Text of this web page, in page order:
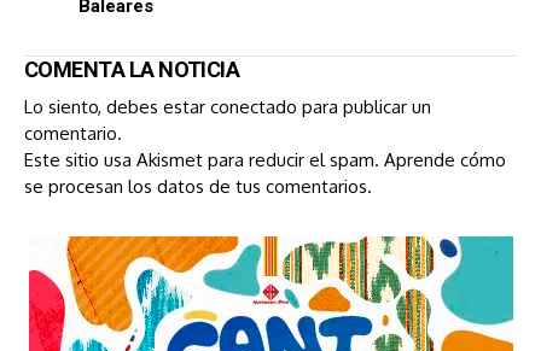
Baleares
COMENTA LA NOTICIA
Lo siento, debes estar conectado para publicar un
comentario.
Este sitio usa Akismet para reducir el spam. Aprende cómo
se procesan los datos de tus comentarios.